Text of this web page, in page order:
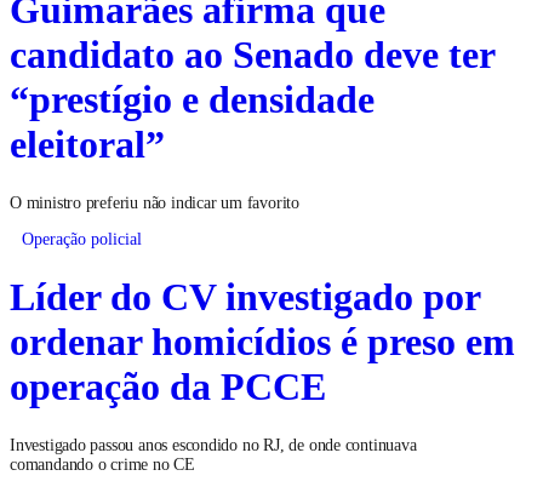
candidato ao Senado deve ter
“prestígio e densidade
eleitoral”
O ministro preferiu não indicar um favorito
Operação policial
Líder do CV investigado por
ordenar homicídios é preso em
operação da PCCE
Investigado passou anos escondido no RJ, de onde continuava
comandando o crime no CE